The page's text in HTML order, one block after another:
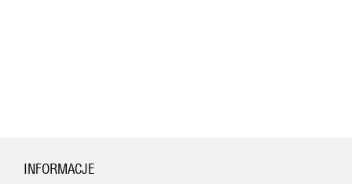
INFORMACJE